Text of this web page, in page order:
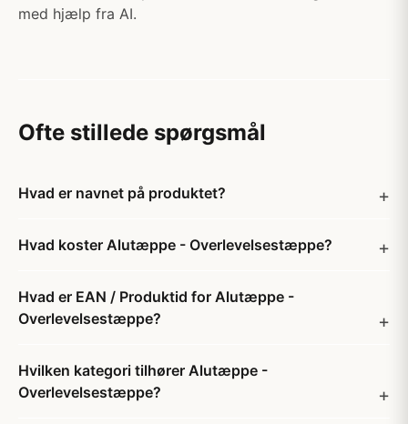
med hjælp fra AI.
Ofte stillede spørgsmål
Hvad er navnet på produktet?
Hvad koster Alutæppe - Overlevelsestæppe?
Hvad er EAN / Produktid for Alutæppe -
Overlevelsestæppe?
Hvilken kategori tilhører Alutæppe -
Overlevelsestæppe?